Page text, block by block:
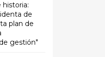
historia:
de
plan de
gestión"